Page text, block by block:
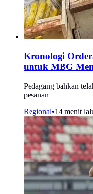
Kronologi
untuk MBG
Pedagang bahkan
pesanan
Regional•14 menit